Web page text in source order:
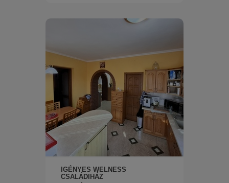
IGÉNYES WELNESS
CSALÁDIHÁZ